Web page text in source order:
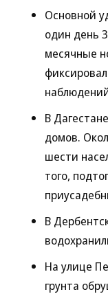
Основной
один день
месячные
В
домов.
шести
того,
В
На улице
грунта